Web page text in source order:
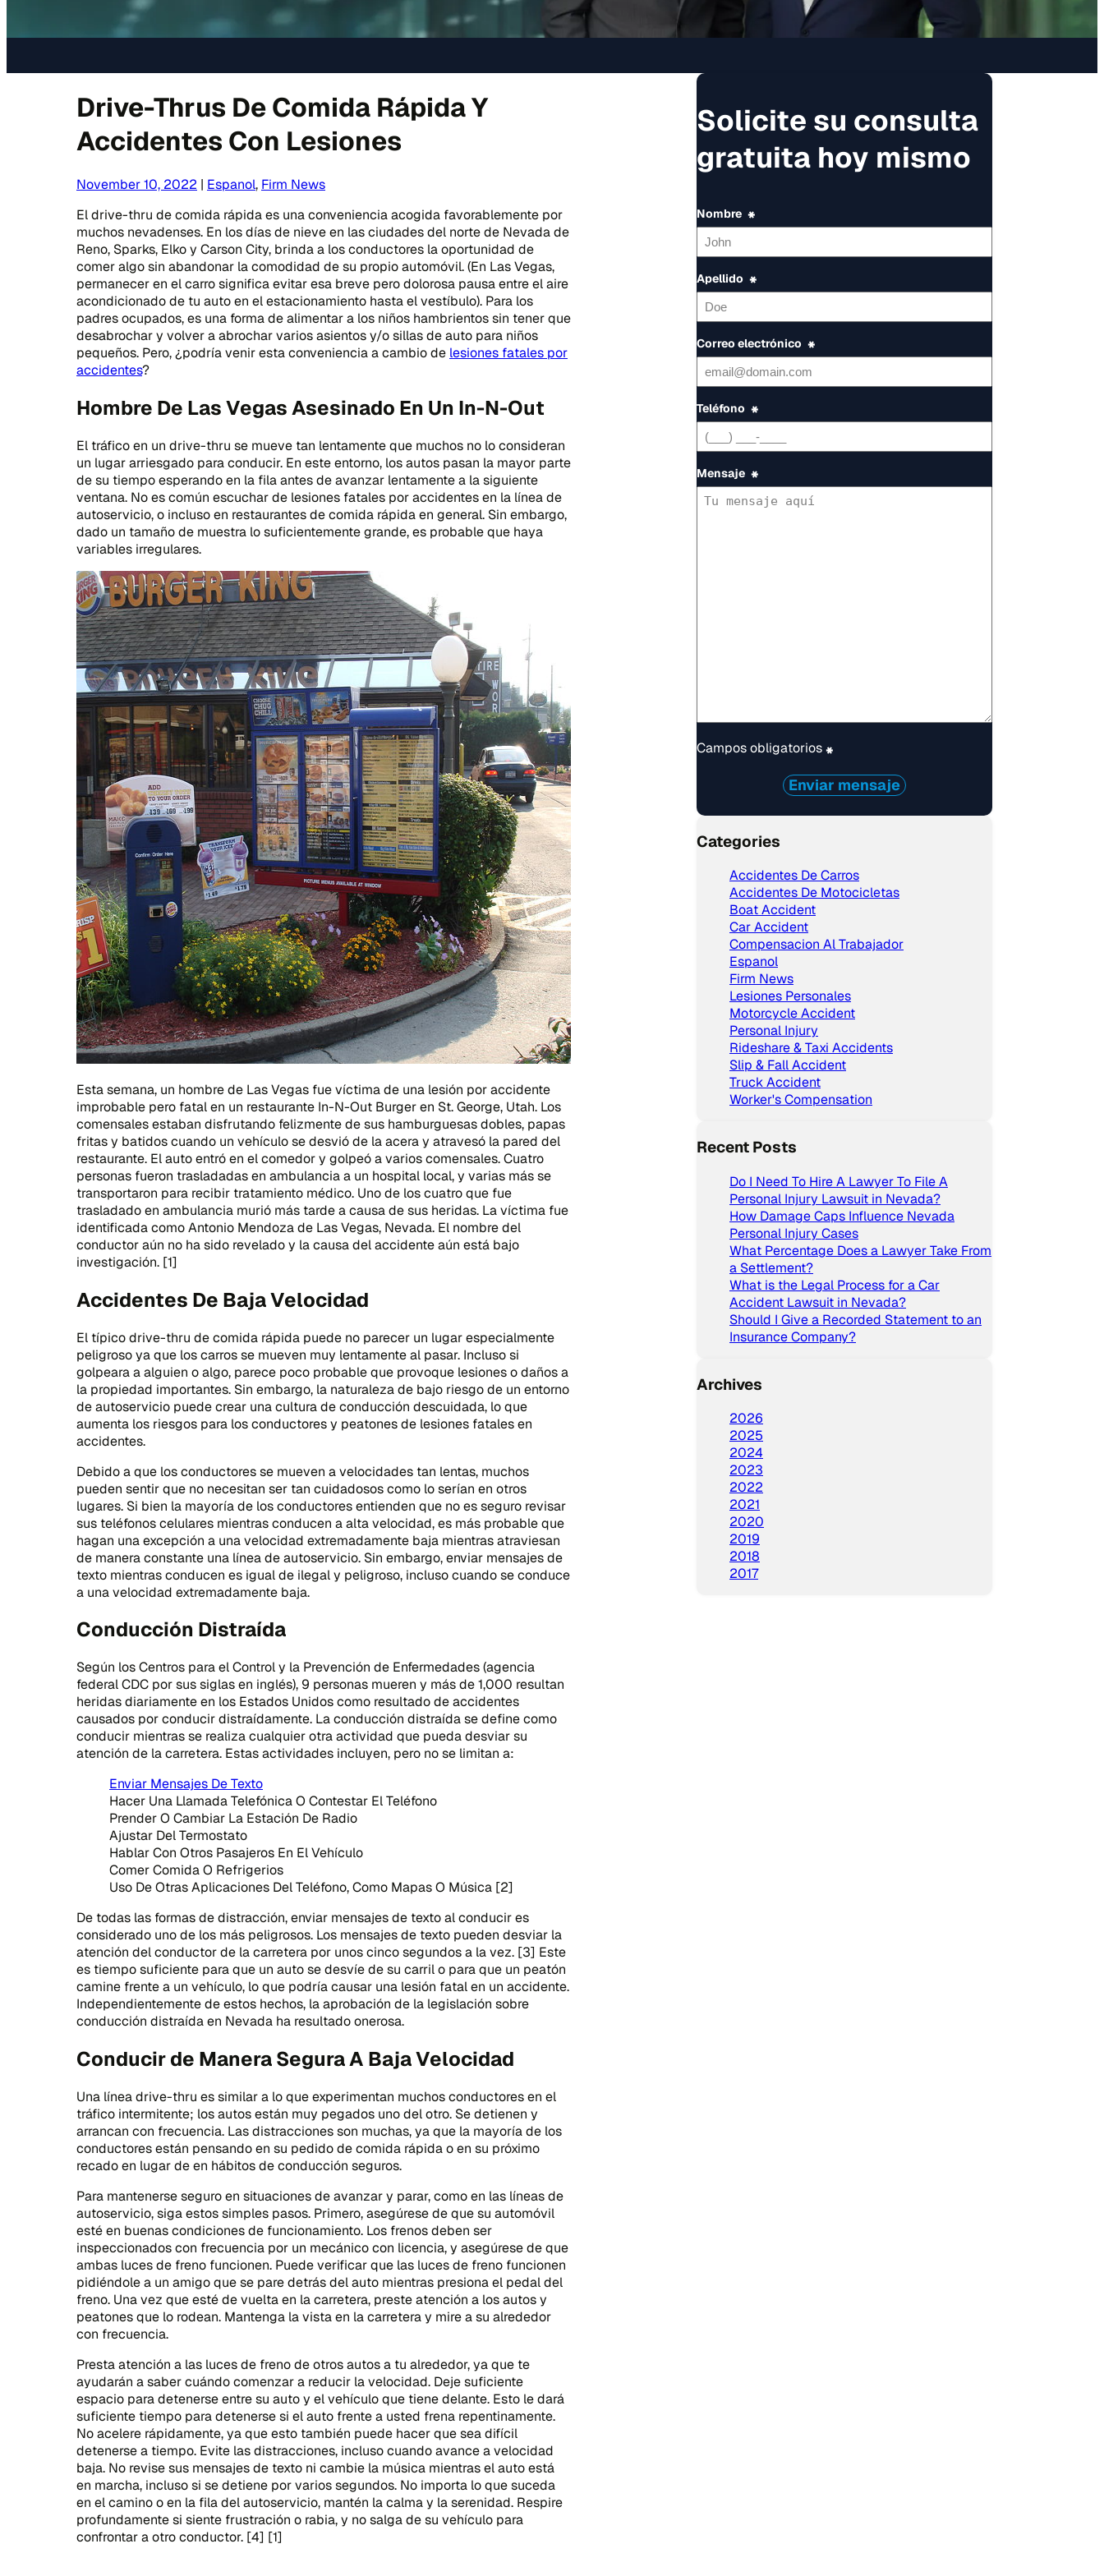
Drive-Thrus De Comida Rápida Y
Accidentes Con Lesiones
November 10, 2022 | Espanol, Firm News
El drive-thru de comida rápida es una conveniencia acogida favorablemente por
muchos nevadenses. En los días de nieve en las ciudades del norte de Nevada de
Reno, Sparks, Elko y Carson City, brinda a los conductores la oportunidad de
comer algo sin abandonar la comodidad de su propio automóvil. (En Las Vegas,
permanecer en el carro significa evitar esa breve pero dolorosa pausa entre el aire
acondicionado de tu auto en el estacionamiento hasta el vestíbulo). Para los
padres ocupados, es una forma de alimentar a los niños hambrientos sin tener que
desabrochar y volver a abrochar varios asientos y/o sillas de auto para niños
pequeños. Pero, ¿podría venir esta conveniencia a cambio de lesiones fatales por
accidentes?
Hombre De Las Vegas Asesinado En Un In-N-Out
El tráfico en un drive-thru se mueve tan lentamente que muchos no lo consideran
un lugar arriesgado para conducir. En este entorno, los autos pasan la mayor parte
de su tiempo esperando en la fila antes de avanzar lentamente a la siguiente
ventana. No es común escuchar de lesiones fatales por accidentes en la línea de
autoservicio, o incluso en restaurantes de comida rápida en general. Sin embargo,
dado un tamaño de muestra lo suficientemente grande, es probable que haya
variables irregulares.
Esta semana, un hombre de Las Vegas fue víctima de una lesión por accidente
improbable pero fatal en un restaurante In-N-Out Burger en St. George, Utah. Los
comensales estaban disfrutando felizmente de sus hamburguesas dobles, papas
fritas y batidos cuando un vehículo se desvió de la acera y atravesó la pared del
restaurante. El auto entró en el comedor y golpeó a varios comensales. Cuatro
personas fueron trasladadas en ambulancia a un hospital local, y varias más se
transportaron para recibir tratamiento médico. Uno de los cuatro que fue
trasladado en ambulancia murió más tarde a causa de sus heridas. La víctima fue
identificada como Antonio Mendoza de Las Vegas, Nevada. El nombre del
conductor aún no ha sido revelado y la causa del accidente aún está bajo
investigación. [1]
Accidentes De Baja Velocidad
El típico drive-thru de comida rápida puede no parecer un lugar especialmente
peligroso ya que los carros se mueven muy lentamente al pasar. Incluso si
golpeara a alguien o algo, parece poco probable que provoque lesiones o daños a
la propiedad importantes. Sin embargo, la naturaleza de bajo riesgo de un entorno
de autoservicio puede crear una cultura de conducción descuidada, lo que
aumenta los riesgos para los conductores y peatones de lesiones fatales en
accidentes.
Debido a que los conductores se mueven a velocidades tan lentas, muchos
pueden sentir que no necesitan ser tan cuidadosos como lo serían en otros
lugares. Si bien la mayoría de los conductores entienden que no es seguro revisar
sus teléfonos celulares mientras conducen a alta velocidad, es más probable que
hagan una excepción a una velocidad extremadamente baja mientras atraviesan
de manera constante una línea de autoservicio. Sin embargo, enviar mensajes de
texto mientras conducen es igual de ilegal y peligroso, incluso cuando se conduce
a una velocidad extremadamente baja.
Conducción Distraída
Según los Centros para el Control y la Prevención de Enfermedades (agencia
federal CDC por sus siglas en inglés), 9 personas mueren y más de 1,000 resultan
heridas diariamente en los Estados Unidos como resultado de accidentes
causados por conducir distraídamente. La conducción distraída se define como
conducir mientras se realiza cualquier otra actividad que pueda desviar su
atención de la carretera. Estas actividades incluyen, pero no se limitan a:
Enviar Mensajes De Texto
Hacer Una Llamada Telefónica O Contestar El Teléfono
Prender O Cambiar La Estación De Radio
Ajustar Del Termostato
Hablar Con Otros Pasajeros En El Vehículo
Comer Comida O Refrigerios
Uso De Otras Aplicaciones Del Teléfono, Como Mapas O Música [2]
De todas las formas de distracción, enviar mensajes de texto al conducir es
considerado uno de los más peligrosos. Los mensajes de texto pueden desviar la
atención del conductor de la carretera por unos cinco segundos a la vez. [3] Este
es tiempo suficiente para que un auto se desvíe de su carril o para que un peatón
camine frente a un vehículo, lo que podría causar una lesión fatal en un accidente.
Independientemente de estos hechos, la aprobación de la legislación sobre
conducción distraída en Nevada ha resultado onerosa.
Conducir de Manera Segura A Baja Velocidad
Una línea drive-thru es similar a lo que experimentan muchos conductores en el
tráfico intermitente; los autos están muy pegados uno del otro. Se detienen y
arrancan con frecuencia. Las distracciones son muchas, ya que la mayoría de los
conductores están pensando en su pedido de comida rápida o en su próximo
recado en lugar de en hábitos de conducción seguros.
Para mantenerse seguro en situaciones de avanzar y parar, como en las líneas de
autoservicio, siga estos simples pasos. Primero, asegúrese de que su automóvil
esté en buenas condiciones de funcionamiento. Los frenos deben ser
inspeccionados con frecuencia por un mecánico con licencia, y asegúrese de que
ambas luces de freno funcionen. Puede verificar que las luces de freno funcionen
pidiéndole a un amigo que se pare detrás del auto mientras presiona el pedal del
freno. Una vez que esté de vuelta en la carretera, preste atención a los autos y
peatones que lo rodean. Mantenga la vista en la carretera y mire a su alrededor
con frecuencia.
Presta atención a las luces de freno de otros autos a tu alrededor, ya que te
ayudarán a saber cuándo comenzar a reducir la velocidad. Deje suficiente
espacio para detenerse entre su auto y el vehículo que tiene delante. Esto le dará
suficiente tiempo para detenerse si el auto frente a usted frena repentinamente.
No acelere rápidamente, ya que esto también puede hacer que sea difícil
detenerse a tiempo. Evite las distracciones, incluso cuando avance a velocidad
baja. No revise sus mensajes de texto ni cambie la música mientras el auto está
en marcha, incluso si se detiene por varios segundos. No importa lo que suceda
en el camino o en la fila del autoservicio, mantén la calma y la serenidad. Respire
profundamente si siente frustración o rabia, y no salga de su vehículo para
confrontar a otro conductor. [4] [1]
Solicite su consulta
gratuita hoy mismo
Nombre *
Apellido *
Correo electrónico *
Teléfono *
Mensaje *
Campos obligatorios*
Enviar mensaje
Categories
Accidentes De Carros
Accidentes De Motocicletas
Boat Accident
Car Accident
Compensacion Al Trabajador
Espanol
Firm News
Lesiones Personales
Motorcycle Accident
Personal Injury
Rideshare & Taxi Accidents
Slip & Fall Accident
Truck Accident
Worker's Compensation
Recent Posts
Do I Need To Hire A Lawyer To File A
Personal Injury Lawsuit in Nevada?
How Damage Caps Influence Nevada
Personal Injury Cases
What Percentage Does a Lawyer Take From
a Settlement?
What is the Legal Process for a Car
Accident Lawsuit in Nevada?
Should I Give a Recorded Statement to an
Insurance Company?
Archives
2026
2025
2024
2023
2022
2021
2020
2019
2018
2017